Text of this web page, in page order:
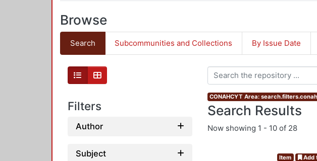
Browse
Search Subcommunities and Collections By Issue Date
Filters
Author
Subject
CONAHCYT Area:
Search Results
Now showing 1 - 10 of 28
Item Add